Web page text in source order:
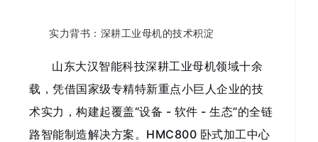
实力背书：深耕工业母机的技术积淀
山东大汉智能科技深耕工业母机领域十余
载，凭借国家级专精特新重点小巨人企业的技
术实力，构建起覆盖“设备 - 软件 - 生态”的全链
路智能制造解决方案。HMC800 卧式加工中心